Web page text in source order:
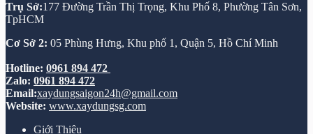
Trụ Sở:177 Đường Trần Thị Trọng, Khu Phố 8, Phường Tân Sơn,
TpHCM
Cơ Sở 2: 05 Phùng Hưng, Khu phố 1, Quận 5, Hồ Chí Minh
Hotline: 0961 894 472
Zalo: 0961 894 472
Email:xaydungsaigon24h@gmail.com
Website: www.xaydungsg.com
Giới Thiệu